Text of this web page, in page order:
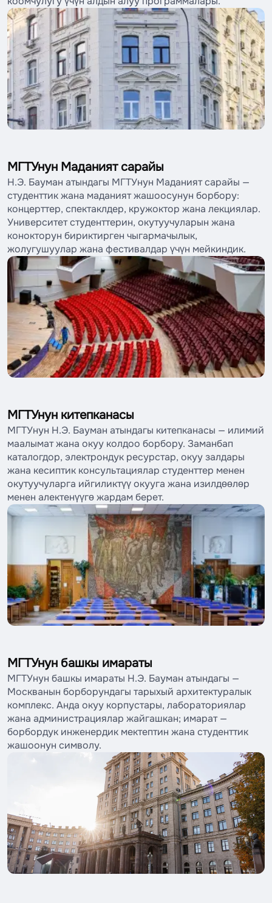
МГТУнун Маданият сарайы
Н.Э. Бауман атындагы МГТУнун Маданият сарайы —
студенттик жана маданият жашоосунун борбору:
концерттер, спектаклдер, кружоктор жана лекциялар.
Университет студенттерин, окутуучуларын жана
конокторун бириктирген чыгармачылык,
жолугушуулар жана фестивалдар үчүн мейкиндик.
МГТУнун китепканасы
МГТУнун Н.Э. Бауман атындагы китепканасы — илимий
маалымат жана окуу колдоо борбору. Заманбап
каталогдор, электрондук ресурстар, окуу залдары
жана кесиптик консультациялар студенттер менен
окутуучуларга ийгиликтүү окууга жана изилдөөлөр
менен алектенүүгө жардам берет.
МГТУнун башкы имараты
МГТУнун башкы имараты Н.Э. Бауман атындагы —
Москванын борборундагы тарыхый архитектуралык
комплекс. Анда окуу корпустары, лабораториялар
жана администрациялар жайгашкан; имарат —
борбордук инженердик мектептин жана студенттик
жашоонун символу.